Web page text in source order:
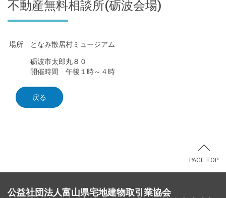
不動産無料相談所(砺波会場)
場所 となみ散居村ミュージアム
砺波市太郎丸８０
開催時間 午後１時～４時
戻る
PAGE TOP
公益社団法人富山県宅地建物取引業協会